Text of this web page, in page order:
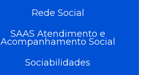
Rede Social
SAAS Atendimento e
Acompanhamento Social
Sociabilidades